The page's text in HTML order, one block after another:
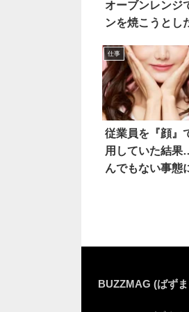
オーブンレンジ
ンを焼こうとし
仕事
従業員を『顔』
用していた結果
んでもない事態
BUZZMAG (ばず